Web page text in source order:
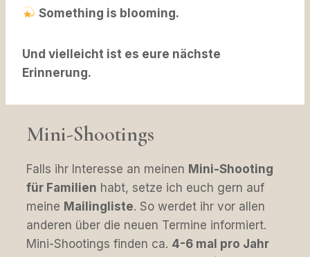
Something is blooming.
Und vielleicht ist es eure nächste
Erinnerung.
Mini-Shootings
Falls ihr Interesse an meinen Mini-Shooting
für Familien habt, setze ich euch gern auf
meine Mailingliste. So werdet ihr vor allen
anderen über die neuen Termine informiert.
Mini-Shootings finden ca. 4-6 mal pro Jahr